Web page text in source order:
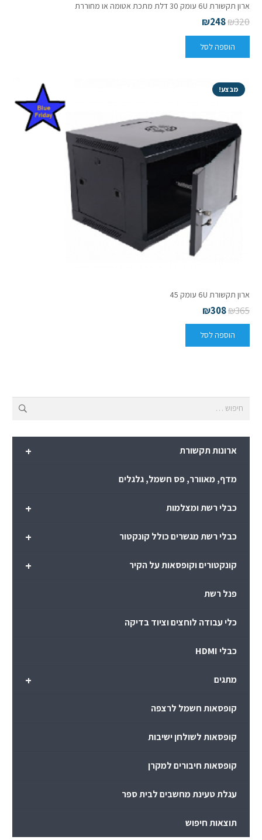
ארון תקשורת 6U עומק 30 דלת מתכת אטומה או מחוררת
₪320
₪248
הוספה לסל
מבצע!
ארון תקשורת 6U עומק 45
₪365
₪308
הוספה לסל
+ ארונות תקשורת
מדף, מאוורר, פס חשמל, גלגלים
+ כבלי רשת ומצלמות
+ כבלי רשת מגשרים כולל קונקטור
+ קונקטורים וקופסאות על הקיר
פנל רשת
כלי עבודה לוחצים וציוד בדיקה
כבלי HDMI
+ מתגים
קופסאות חשמל לרצפה
קופסאות לשולחן ישיבות
קופסאות חיבורים למקרן
עגלת טעינת מחשבים לבית ספר
תוצאות חיפוש